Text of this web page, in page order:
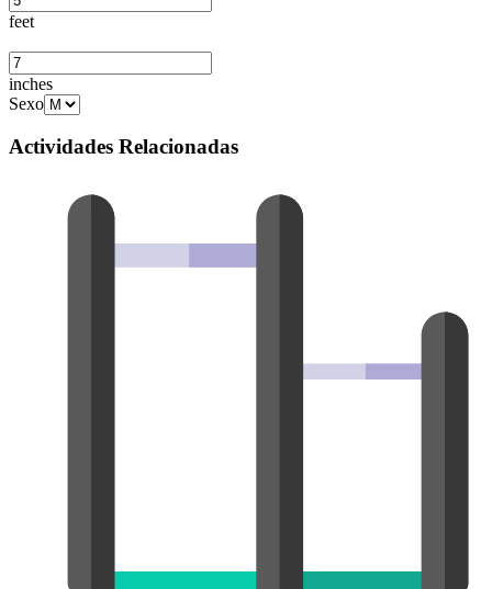
feet
inches
Sexo
Actividades Relacionadas